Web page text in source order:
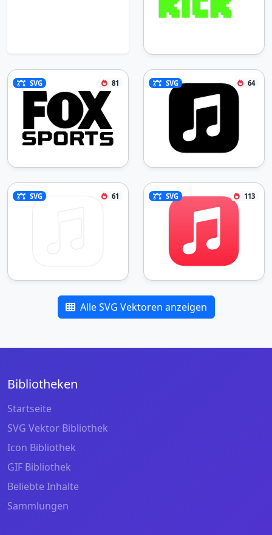
SVG 81 SVG 64
SVG 61 SVG 113
Alle SVG Vektoren anzeigen
Bibliotheken
Startseite
SVG Vektor Bibliothek
Icon Bibliothek
GIF Bibliothek
Beliebte Inhalte
Sammlungen